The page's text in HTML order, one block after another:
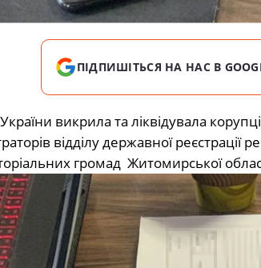
ПІДПИШІТЬСЯ НА НАС В
викрила та ліквідувала
відділу державної реєстрації
громад Житомирської